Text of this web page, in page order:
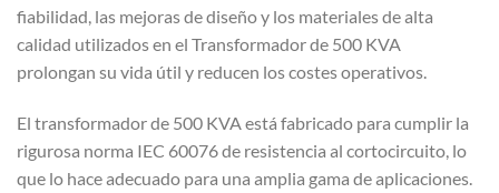
fiabilidad, las mejoras de diseño y los materiales de alta
calidad utilizados en el Transformador de 500 KVA
prolongan su vida útil y reducen los costes operativos.
El transformador de 500 KVA está fabricado para cumplir la
rigurosa norma IEC 60076 de resistencia al cortocircuito, lo
que lo hace adecuado para una amplia gama de aplicaciones.